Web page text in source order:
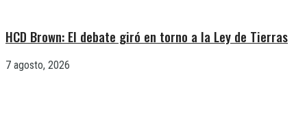
HCD Brown: El debate giró en torno a la Ley de Tierras
7 agosto, 2026